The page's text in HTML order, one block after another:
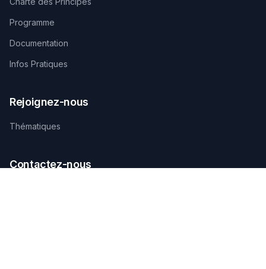
Programme
Documentation
Infos Pratiques
Rejoignez-nous
Thématiques
Contactez-nous